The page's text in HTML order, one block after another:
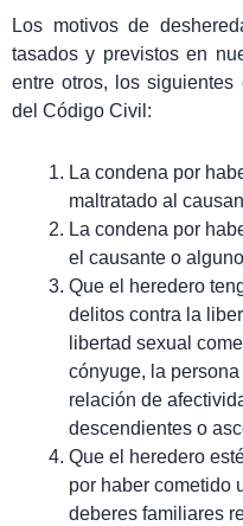
Los motivos de
tasados y previstos en
entre otros, los
del Código Civil:
La condena por
maltratado al
La condena por
el causante o
Que el heredero
delitos contra la
libertad sexual
cónyuge, la
relación de
descendientes o
Que el heredero
por haber cometido
deberes familiares